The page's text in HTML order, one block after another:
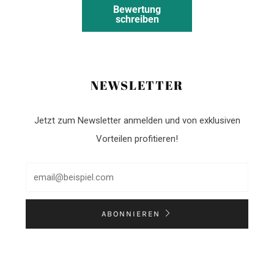
Bewertung
schreiben
NEWSLETTER
Jetzt zum Newsletter anmelden und von exklusiven
Vorteilen profitieren!
ABONNIEREN